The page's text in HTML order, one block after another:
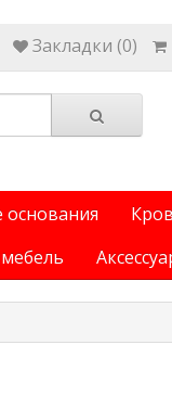
Закладки (0)